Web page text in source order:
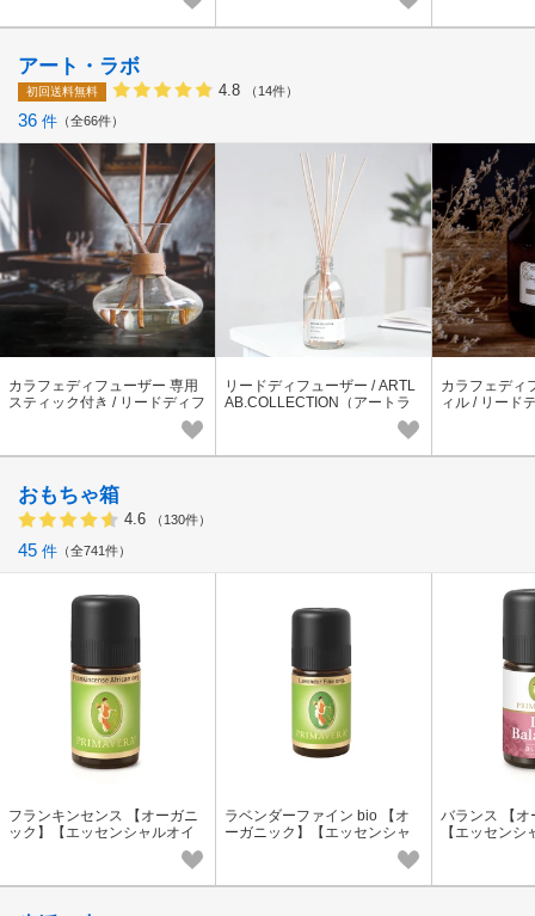
アート・ラボ
初回送料無料 4.8 （14件）
36 件 全66件
カラフェディフューザー 専用
スティック付き / リードディフ
ューザー 香り・フレグラン
リードディフューザー / ARTL
AB.COLLECTION（アートラ
ボコレクション）香り・フレ
カラフェディ
ィル / リー
おもちゃ箱
4.6 （130件）
45 件 全741件
フランキンセンス 【オーガニ
ック】【エッセンシャルオイ
ル】【アロマ】【PRIMAVER
ラベンダーファイン bio 【オ
ーガニック】【エッセンシャ
ルオイル】【アロマ】【PRIM
バランス 【オ
【エッセン